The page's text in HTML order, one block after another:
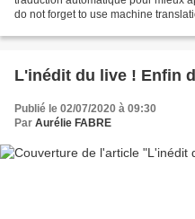
do not forget to use machine
L'inédit du live ! Enfin
Publié le 02/07/2020 à 09:30
Par Aurélie FABRE